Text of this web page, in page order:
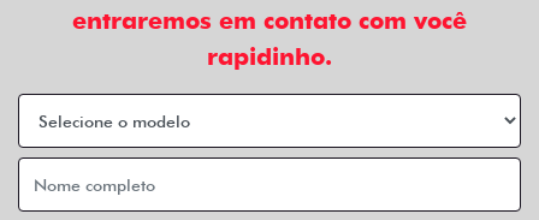
entraremos em contato com você
rapidinho.